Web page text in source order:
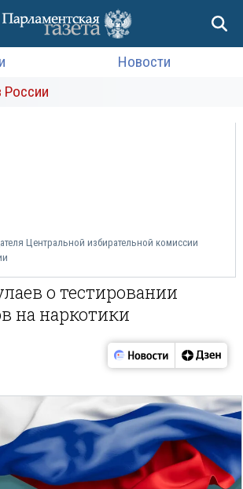
Новости
России
Центральной избирательной комиссии
о тестировании
на наркотики